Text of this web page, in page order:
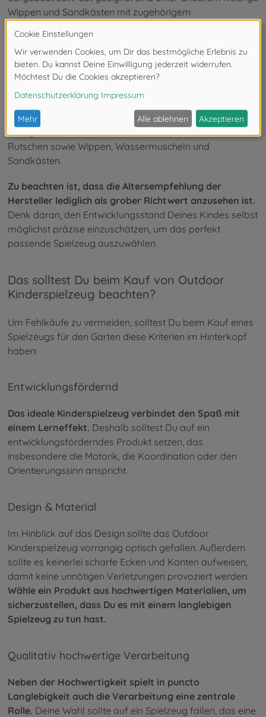
Wippen und Sandkästen mit zugehörigem
Outdoor Spielzeug ab dem 3. Lebensjahr
Dein Kind ist bereits älter als drei?
Outdoor Kinderspielzeug etwas anspruchsvoller
ausfallen und die Motorik in höherem Maße fordern.
Infrage kommen unter anderem Schaukeln und
Rutschen sowie Wippen, Wassermuscheln und
Sandkästen.
Zu beachten ist, dass die Altersempfehlung der
Hersteller lediglich als grober Richtwert anzusehen ist.
Denk daran, den Entwicklungsstand Deines Kindes selbst
möglichst präzise einzuschätzen, um das perfekt
passende Spielzeug auszuwählen.
Das solltest Du beim Kauf von Outdoor
Kinderspielzeug beachten?
Um Fehlkäufe zu vermeiden, solltest Du beim Kauf eines
Spielzeugs für den Garten diese Kriterien im Hinterkopf
haben:
Entwicklungsfördernd
Das ideale Kinderspielzeug verbindet den Spaß mit
einem Lerneffekt. Deshalb solltest Du auf ein
entwicklungsförderndes Produkt setzen, das
insbesondere die Motorik, die Koordination oder den
Orientierungssinn anspricht.
Design & Material
Im Hinblick auf das Design sollte das Outdoor
Kinderspielzeug vorrangig optisch gefallen. Außerdem
sollte es keinerlei scharfe Ecken und Kanten aufweisen,
damit keine unnötigen Verletzungen provoziert werden.
Wähle ein Produkt aus hochwertigen Materialien, um
sicherzustellen, dass Du es mit einem langlebigen
Spielzeug zu tun hast.
Qualitativ hochwertige Verarbeitung
Neben der Hochwertigkeit spielt in puncto
Langlebigkeit auch die Verarbeitung eine zentrale
Rolle. Deine Wahl sollte auf ein Spielzeug fallen, das eine